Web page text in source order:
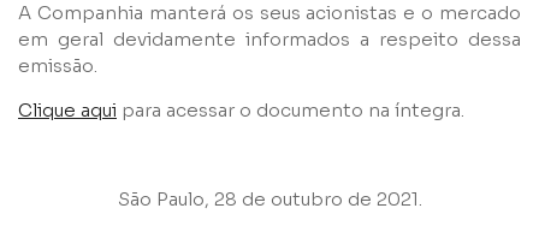
A Companhia manterá os seus acionistas e o mercado
em geral devidamente informados a respeito dessa
emissão.
Clique aqui para acessar o documento na íntegra.
São Paulo, 28 de outubro de 2021.
Grupos